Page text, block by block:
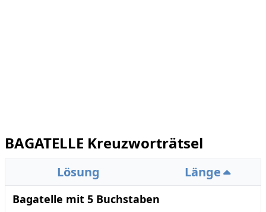
BAGATELLE Kreuzworträtsel
Lösung Länge
Bagatelle mit 5 Buchstaben